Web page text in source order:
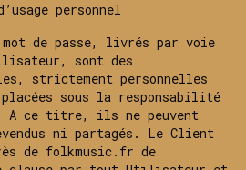
personnel
de passe, livrés par voie
sont des
strictement personnelles
sous la responsabilité
A ce titre, ils ne peuvent
ni partagés. Le Client
de folkmusic.fr de